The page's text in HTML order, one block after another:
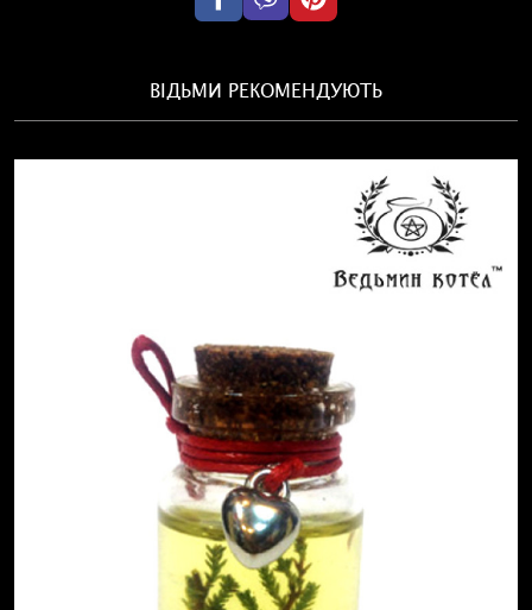
ВІДЬМИ РЕКОМЕНДУЮТЬ